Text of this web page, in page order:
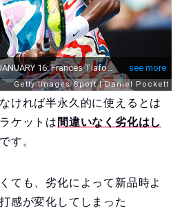
ければ半永久的に使えるとは
ケットは 間違いなく劣化はし
す。
ても、劣化によって新品時よ
感が変化してしまった